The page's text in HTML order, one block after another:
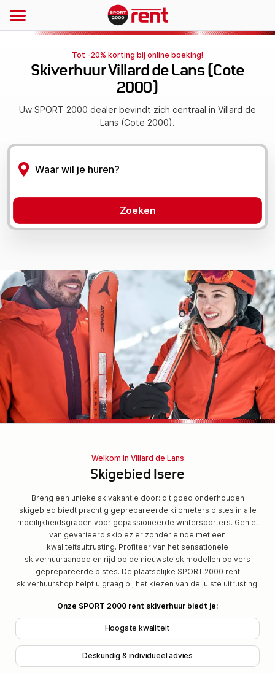
Tot -20% korting bij online boeking!
Skiverhuur Villard de Lans (Cote
2000)
Uw SPORT 2000 dealer bevindt zich centraal in Villard de
Lans (Cote 2000).
Welkom in Villard de Lans
Skigebied Isere
Breng een unieke skivakantie door: dit goed onderhouden
skigebied biedt prachtig geprepareerde kilometers pistes in alle
moeilijkheidsgraden voor gepassioneerde wintersporters. Geniet
van gevarieerd skiplezier zonder einde met een
kwaliteitsuitrusting. Profiteer van het sensationele
skiverhuuraanbod en rijd op de nieuwste skimodellen op vers
geprepareerde pistes. De plaatselijke SPORT 2000 rent
skiverhuurshop helpt u graag bij het kiezen van de juiste uitrusting.
Onze SPORT 2000 rent skiverhuur biedt je:
Hoogste kwaliteit
Deskundig & individueel advies